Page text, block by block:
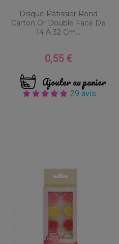
Disque Pâtissier Rond
Carton Or Double Face De
14 À 32 Cm...
Prix
0,55 €
Ajouter au panier
29 avis